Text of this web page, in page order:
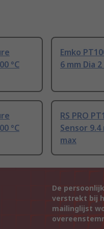
°C
Emko
6 mm Dia
°C
RS PRO
Sensor 9.4
max
De
verstrekt bij
mailinglijst